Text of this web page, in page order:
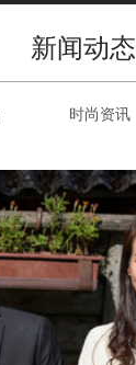
新闻动态
时尚资讯